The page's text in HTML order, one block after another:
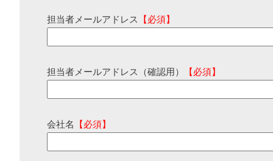
担当者メールアドレス 【必須】
担当者メールアドレス（確認用） 【必須】
会社名 【必須】